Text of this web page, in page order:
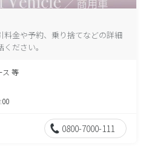
料金や予約、乗り捨てなどの詳細
ださい。
ス 等
0800-7000-111